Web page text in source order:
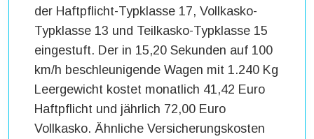
der Haftpflicht-Typklasse 17, Vollkasko-
Typklasse 13 und Teilkasko-Typklasse 15
eingestuft. Der in 15,20 Sekunden auf 100
km/h beschleunigende Wagen mit 1.240 Kg
Leergewicht kostet monatlich 41,42 Euro
Haftpflicht und jährlich 72,00 Euro
Vollkasko. Ähnliche Versicherungskosten